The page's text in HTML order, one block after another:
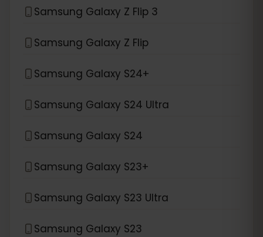
Samsung Galaxy Z Flip 3
Samsung Galaxy Z Flip
Samsung Galaxy S24+
Samsung Galaxy S24 Ultra
Samsung Galaxy S24
Samsung Galaxy S23+
Samsung Galaxy S23 Ultra
Samsung Galaxy S23